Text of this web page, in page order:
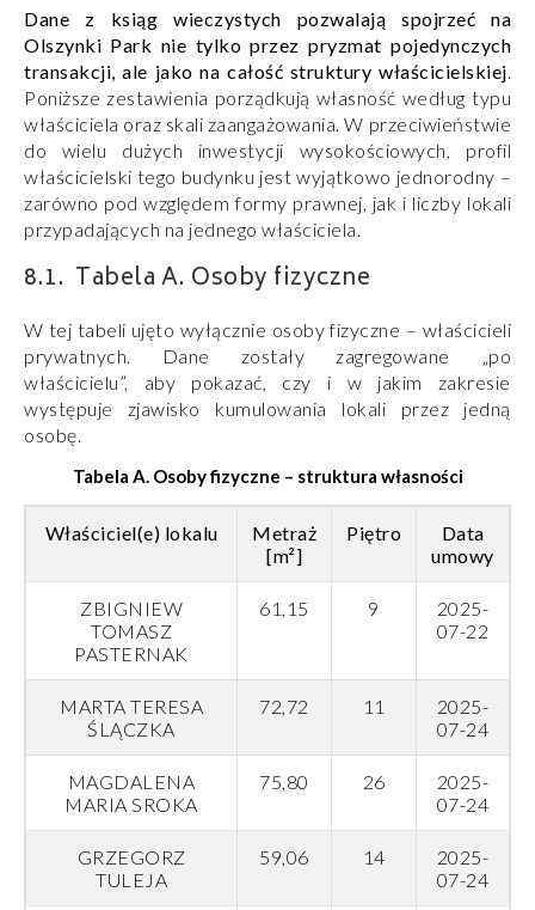
Dane z ksiąg wieczystych pozwalają spojrzeć na
Olszynki Park nie tylko przez pryzmat pojedynczych
transakcji, ale jako na całość struktury właścicielskiej.
Poniższe zestawienia porządkują własność według typu
właściciela oraz skali zaangażowania. W przeciwieństwie
do wielu dużych inwestycji wysokościowych, profil
właścicielski tego budynku jest wyjątkowo jednorodny –
zarówno pod względem formy prawnej, jak i liczby lokali
przypadających na jednego właściciela.
Tabela A. Osoby fizyczne
W tej tabeli ujęto wyłącznie osoby fizyczne – właścicieli
prywatnych. Dane zostały zagregowane „po
właścicielu”, aby pokazać, czy i w jakim zakresie
występuje zjawisko kumulowania lokali przez jedną
osobę.
Tabela A. Osoby fizyczne – struktura własności
Właściciel(e) lokalu
Metraż
[m²]
Piętro
Data
umowy
ZBIGNIEW
TOMASZ
PASTERNAK
61,15 9
2025-
07-22
MARTA TERESA
ŚLĄCZKA
72,72 11
2025-
07-24
MAGDALENA
MARIA SROKA
75,80 26
2025-
07-24
GRZEGORZ
TULEJA
59,06 14
2025-
07-24